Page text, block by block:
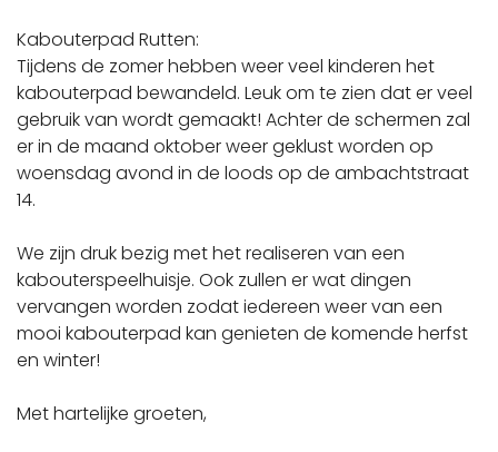
Kabouterpad Rutten:
Tijdens de zomer hebben weer veel kinderen het
kabouterpad bewandeld. Leuk om te zien dat er veel
gebruik van wordt gemaakt! Achter de schermen zal
er in de maand oktober weer geklust worden op
woensdag avond in de loods op de ambachtstraat
14.
We zijn druk bezig met het realiseren van een
kabouterspeelhuisje. Ook zullen er wat dingen
vervangen worden zodat iedereen weer van een
mooi kabouterpad kan genieten de komende herfst
en winter!
Met hartelijke groeten,